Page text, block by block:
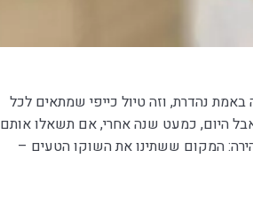
נהדרת, וזה טיול כייפי שמתאים לכל
היום, כמעט שנה אחרי, אם תשאלו אותם
המקום ששתינו את השוקו הטעים –